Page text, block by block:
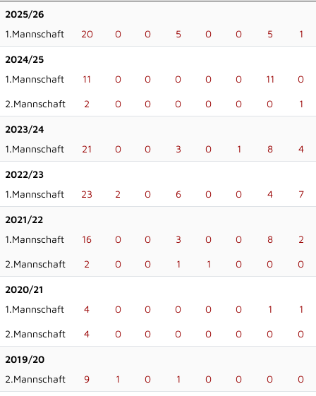
2025/26
1.Mannschaft
20 0 0 5 0 0 5 1
2024/25
1.Mannschaft
11 0 0 0 0 0 11 0
2.Mannschaft 2 0 0 0 0 0 0 1
2023/24
1.Mannschaft
21 0 0 3 0 1 8 4
2022/23
1.Mannschaft
23 2 0 6 0 0 4 7
2021/22
1.Mannschaft
16 0 0 3 0 0 8 2
2.Mannschaft 2 0 0 1 1 0 0 0
2020/21
1.Mannschaft
4 0 0 0 0 0 1 1
2.Mannschaft 4 0 0 0 0 0 0 0
2019/20
2.Mannschaft
9 1 0 1 0 0 0 0